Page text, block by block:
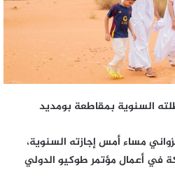
السنوية بمقاطعة بومديد
مساء أمس إجازته السنوية،
في أعمال مؤتمر طوكيو الدولي